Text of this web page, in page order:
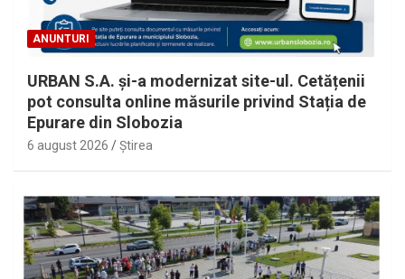
ANUNTURI
URBAN S.A. și-a modernizat site-ul. Cetățenii
pot consulta online măsurile privind Stația de
Epurare din Slobozia
6 august 2026 Ştirea